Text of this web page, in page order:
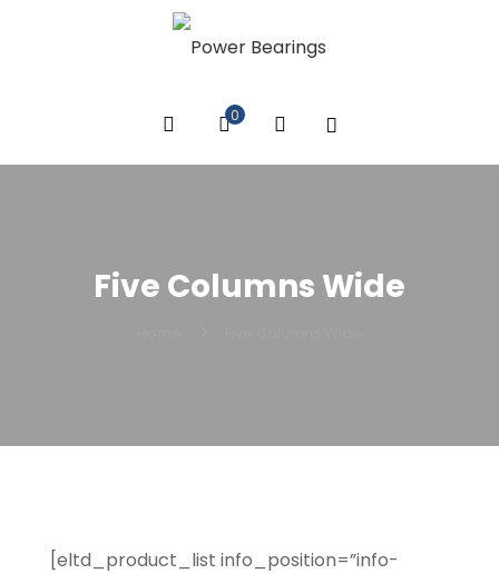
0
Five Columns Wide
[eltd_product_list info_position=”info-